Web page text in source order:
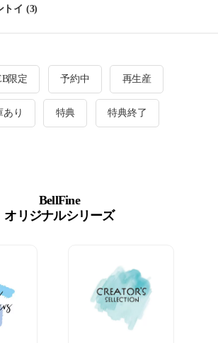
トイ (3)
限定 予約中 再生産
あり 特典 特典終了
BellFine
オリジナルシリーズ